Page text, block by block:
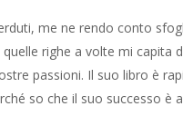
me ne rendo conto
quelle righe a volte mi capita
passioni. Il suo libro è
so che il suo successo è